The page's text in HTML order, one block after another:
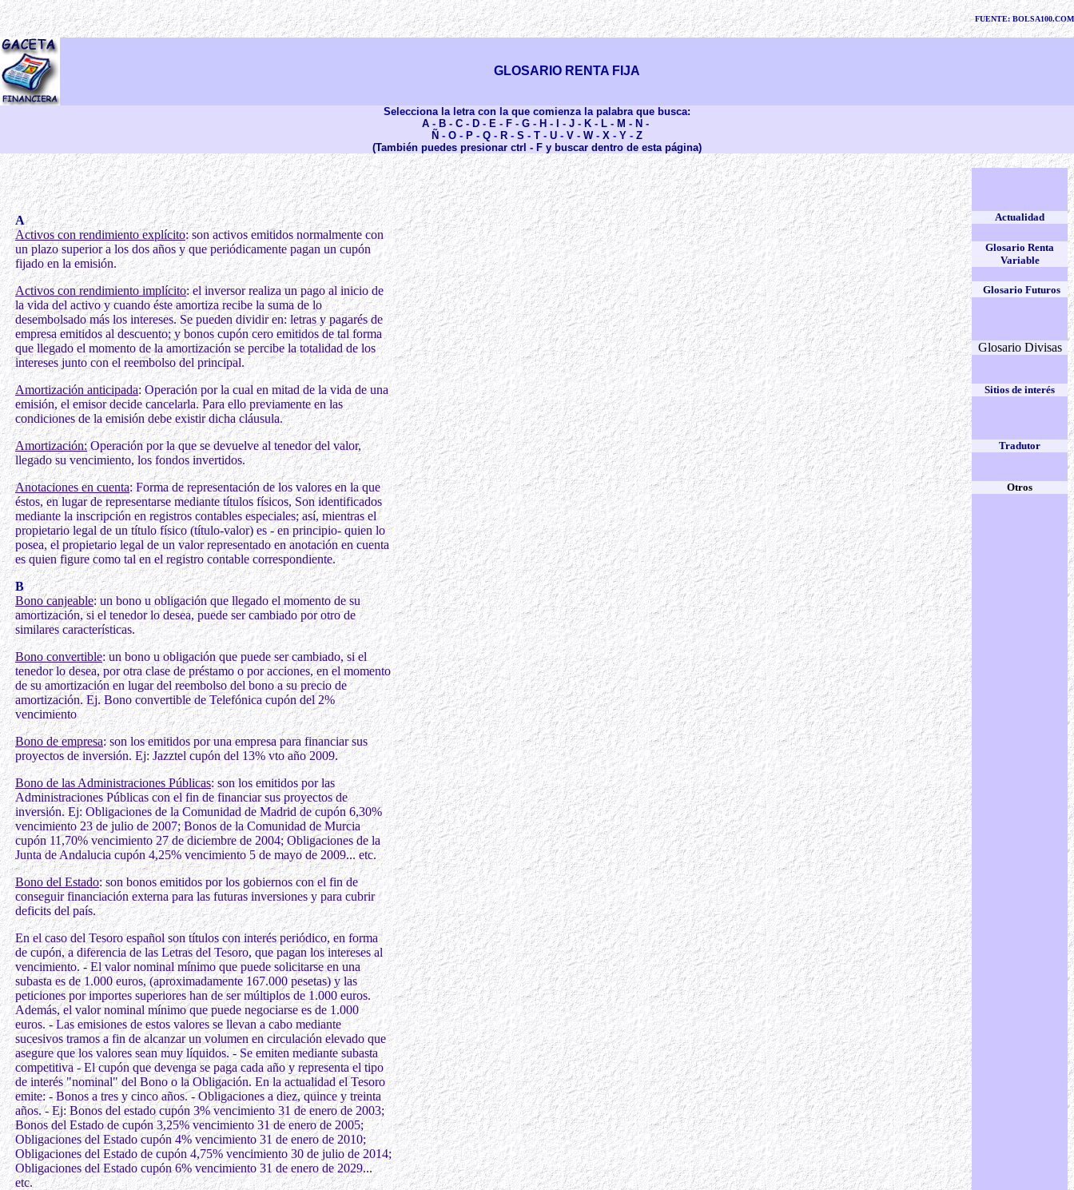
FUENTE: BOLSA100.COM
GLOSARIO RENTA FIJA
Selecciona la letra con la que comienza la palabra que busca:
A - B - C - D - E - F - G - H - - J - K - L - M - N -
Ñ - O - P - Q - R - S - T - U - V - W- X - Y - Z
(También puedes presionar ctrl - F y buscar dentro de esta página)
A
Activos con rendimiento explícito: son activos emitidos normalmente con
un plazo superior a los dos años y que periódicamente pagan un cupón
fijado en la emisión.
Activos con rendimiento implícito: el inversor realiza un pago al inicio de
la vida del activo y cuando éste amortiza recibe la suma de lo
desembolsado más los intereses. Se pueden dividir en: letras y pagarés de
empresa emitidos al descuento; y bonos cupón cero emitidos de tal forma
que llegado el momento de la amortización se percibe la totalidad de los
intereses junto con el reembolso del principal.
Amortización anticipada: Operación por la cual en mitad de la vida de una
emisión, el emisor decide cancelarla. Para ello previamente en las
condiciones de la emisión debe existir dicha cláusula.
Amortización:Operación por la que se devuelve al tenedor del valor,
llegado su vencimiento, los fondos invertidos.
Anotaciones en cuenta: Forma de representación de los valores en la que
éstos, en lugar de representarse mediante títulos físicos, Son identificados
mediante la inscripción en registros contables especiales; así, mientras el
propietario legal de un título físico (título-valor) es - en principio- quien lo
posea, el propietario legal de un valor representado en anotación en cuenta
es quien figure como tal en el registro contable correspondiente.
B
Bono canjeable: un bono u obligación que llegado el momento de su
amortización, si el tenedor lo desea, puede ser cambiado por otro de
similares características.
Bono convertible: un bono u obligación que puede ser cambiado, si el
tenedor lo desea, por otra clase de préstamo o por acciones, en el momento
de su amortización en lugar del reembolso del bono a su precio de
amortización. Ej. Bono convertible de Telefónica cupón del 2%
vencimiento
Bono de empresa: son los emitidos por una empresa para financiar sus
proyectos de inversión. Ej: Jazztel cupón del 13% vto año 2009.
Bono de las Administraciones Públicas: son los emitidos por las
Administraciones Públicas con el fin de financiar sus proyectos de
inversión. Ej: Obligaciones de la Comunidad de Madrid de cupón 6,30%
vencimiento 23 de julio de 2007; Bonos de la Comunidad de Murcia
cupón 11,70% vencimiento 27 de diciembre de 2004; Obligaciones de la
Junta de Andalucia cupón 4,25% vencimiento 5 de mayo de 2009... etc.
Bono del Estado: son bonos emitidos por los gobiernos con el fin de
conseguir financiación externa para las futuras inversiones y para cubrir
deficits del país.
En el caso del Tesoro español son títulos con interés periódico, en forma
de cupón, a diferencia de las Letras del Tesoro, que pagan los intereses al
vencimiento. - El valor nominal mínimo que puede solicitarse en una
subasta es de 1.000 euros, (aproximadamente 167.000 pesetas) y las
peticiones por importes superiores han de ser múltiplos de 1.000 euros.
Además, el valor nominal mínimo que puede negociarse es de 1.000
euros. - Las emisiones de estos valores se llevan a cabo mediante
sucesivos tramos a fin de alcanzar un volumen en circulación elevado que
asegure que los valores sean muy líquidos. - Se emiten mediante subasta
competitiva - El cupón que devenga se paga cada año y representa el tipo
de interés "nominal" del Bono o la Obligación. En la actualidad el Tesoro
emite: - Bonos a tres y cinco años. - Obligaciones a diez, quince y treinta
años. - Ej: Bonos del estado cupón 3% vencimiento 31 de enero de 2003;
Bonos del Estado de cupón 3,25% vencimiento 31 de enero de 2005;
Obligaciones del Estado cupón 4% vencimiento 31 de enero de 2010;
Obligaciones del Estado de cupón 4,75% vencimiento 30 de julio de 2014;
Obligaciones del Estado cupón 6% vencimiento 31 de enero de 2029...
etc.
Actualidad
Glosario Renta
Variable
Glosario Futuros
Glosario Divisas
Sitios de interés
Tradutor
Otros